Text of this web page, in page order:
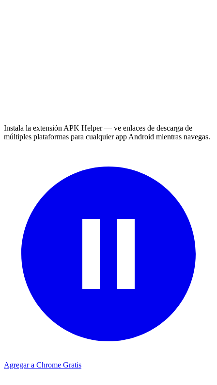
Instala la extensión APK Helper — ve enlaces de descarga de
múltiples plataformas para cualquier app Android mientras navegas.
Agregar a Chrome Gratis